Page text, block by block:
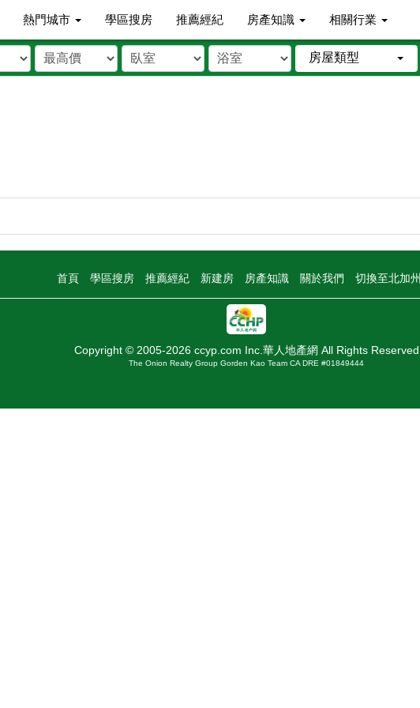
熱門城市 學區搜房 推薦經紀 房產知識 相關行業
房屋類型
首頁 學區搜房 推薦經紀 新建房 房產知識 關於我們 切換至北加州
Copyright © 2005-2026 ccyp.com Inc.華人地產網 All Rights Reserved
The Onion Realty Group Gorden Kao Team CA DRE #01849444